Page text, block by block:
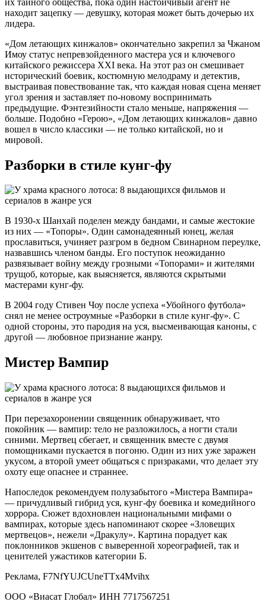
находит зацепку — девушку, которая может быть дочерью их
лидера.
«Дом летающих кинжалов» окончательно закрепил за Чжаном
Имоу статус непревзойденного мастера уся и ключевого
китайского режиссера XXI века. На этот раз он смешивает
исторический боевик, костюмную мелодраму и детектив,
выстраивая повествование так, что каждая новая сцена меняет
угол зрения и заставляет по-новому воспринимать
предыдущие. Фэнтезийности стало меньше, напряжения —
больше. Подобно «Герою», «Дом летающих кинжалов» давно
вошел в число классики — не только китайской, но и
мировой.
Разборки в стиле кунг-фу
В 1930-х Шанхай поделен между бандами, и самые жестокие
из них — «Топоры». Один самонадеянный юнец, желая
прославиться, учиняет разгром в бедном Свинарном переулке,
назвавшись членом банды. Его поступок неожиданно
развязывает войну между грозными «Топорами» и жителями
трущоб, которые, как выясняется, являются скрытыми
мастерами кунг-фу.
В 2004 году Стивен Чоу после успеха «Убойного футбола»
снял не менее остроумные «Разборки в стиле кунг-фу». С
одной стороны, это пародия на уся, высмеивающая каноны, с
другой — любовное признание жанру.
Мистер Вампир
При перезахоронении священник обнаруживает, что
покойник — вампир: тело не разложилось, а ногти стали
синими. Мертвец сбегает, и священник вместе с двумя
помощниками пускается в погоню. Один из них уже заражен
укусом, а второй умеет общаться с призраками, что делает эту
охоту еще опаснее и страннее.
Напоследок рекомендуем полузабытого «Мистера Вампира»
— причудливый гибрид уся, кунг-фу боевика и комедийного
хоррора. Сюжет вдохновлен национальными мифами о
вампирах, которые здесь напоминают скорее «Зловещих
мертвецов», нежели «Дракулу». Картина порадует как
поклонников экшенов с выверенной хореографией, так и
ценителей ужастиков категории Б.
Реклама, F7NfYUJCUneTTx4Mvihx
ООО «Виасат Глобал» ИНН 7717567251